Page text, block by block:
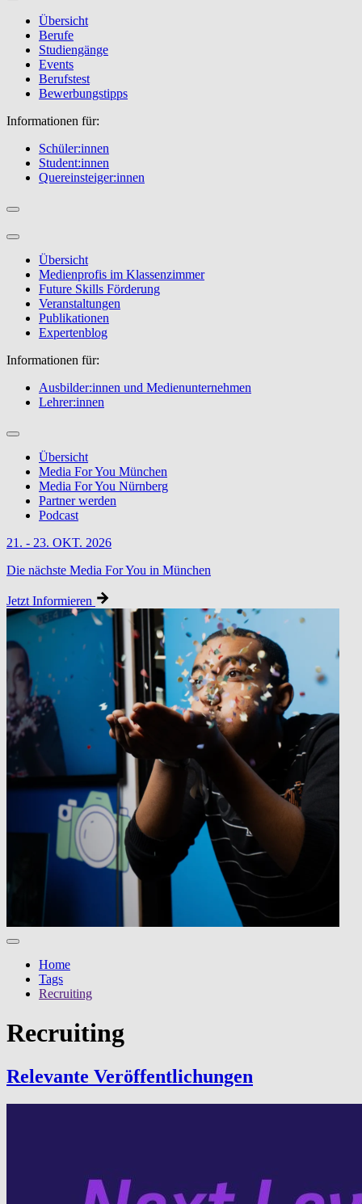
Übersicht
Berufe
Studiengänge
Events
Berufstest
Bewerbungstipps
Informationen für:
Schüler:innen
Student:innen
Quereinsteiger:innen
Übersicht
Medienprofis im Klassenzimmer
Future Skills Förderung
Veranstaltungen
Publikationen
Expertenblog
Informationen für:
Ausbilder:innen und Medienunternehmen
Lehrer:innen
Übersicht
Media For You München
Media For You Nürnberg
Partner werden
Podcast
21. - 23. OKT. 2026
Die nächste Media For You in München
Jetzt Informieren
Home
Tags
Recruiting
Recruiting
Relevante Veröf­fentlichun­gen